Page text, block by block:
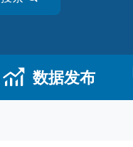
数据发布